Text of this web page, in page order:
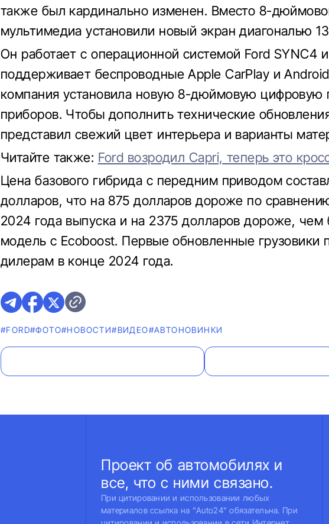
также был кардинально изменен. Вместо 8-
мультимедиа установили новый экран диагональю
Он работает с операционной системой Ford SYNC4 и
поддерживает беспроводные Apple CarPlay и
компания установила новую 8-дюймовую цифровую
приборов. Чтобы дополнить технические
представил свежий цвет интерьера и варианты
Читайте также: Ford возродил Capri, теперь это
Цена базового гибрида с передним приводом
долларов, что на 875 долларов дороже по
2024 года выпуска и на 2375 долларов дороже, чем
модель с Ecoboost. Первые обновленные грузовики
дилерам в конце 2024 года.
#FORD#ФОТО#НОВОСТИ#ВИДЕО#AВТОНОВИНКИ
Проект об автомобилях и
все, что с ними связано.
При цитировании и использовании любых
материалов ссылка на "Auto24" обязательна. При